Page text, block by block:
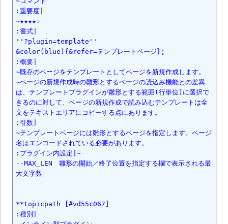
:重要度|
~★★★★☆
:書式|
''?plugin=template''
&color(blue){&refer=テンプレートページ};
:概要|
~既存のページをテンプレートとしてページを新規作成します。
~ページの新規作成時の雛形とするページの読込み機能との差異
は、テンプレートプラグインが雛形とする範囲(行単位)に選択で
きるのに対して、ページの新規作成で読み込むテンプレートは全
文をテキストエリアにコピーする点にあります。
:引数|
~テンプレートページには雛形とするページを指定します。ページ
名はエンコードされている必要があります。
:プラグイン内設定|~
--MAX_LEN　雛形の開始／終了位置を指定する欄で表示される最
大文字数
**topicpath [#vd55c067]
:種別|